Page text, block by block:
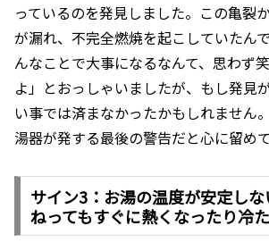
っているのを発見しました。この亀裂
が漏れ、不完全燃焼を起こしていたん
んなことで大事になるなんて、思わず
よ」とおっしゃいましたが、もし発見
い事では済まなかったかもしれません
湯器が発する最後の警告だと心に留め
サイン3：お湯の温度が安定し
ねってもすぐに熱くなったり冷た